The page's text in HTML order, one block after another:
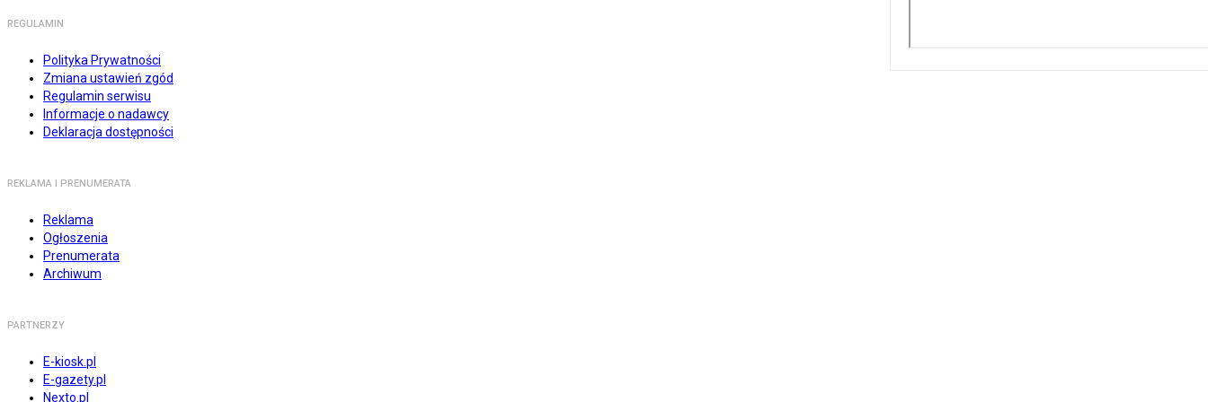
REGULAMIN
Polityka Prywatności
Zmiana ustawień zgód
Regulamin serwisu
Informacje o nadawcy
Deklaracja dostępności
REKLAMA I PRENUMERATA
Reklama
Ogłoszenia
Prenumerata
Archiwum
PARTNERZY
E-kiosk.pl
E-gazety.pl
Nexto.pl